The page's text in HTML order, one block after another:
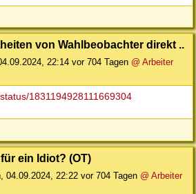
von Wahlbeobachter direkt ..
22:14 vor 704 Tagen @ Arbeiter
1831194928111669304
ein Idiot? (OT)
04.09.2024, 22:22 vor 704 Tagen @ Arbeiter